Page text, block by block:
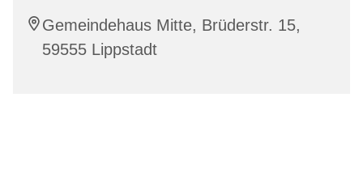
Gemeindehaus Mitte, Brüderstr. 15,
59555 Lippstadt